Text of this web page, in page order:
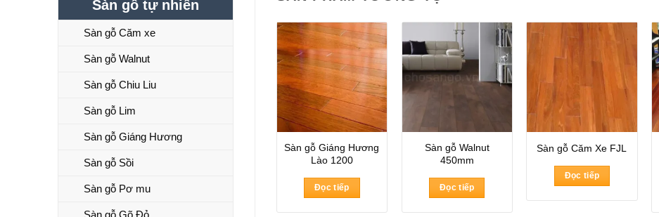
Sàn gỗ tự nhiên
Sàn gỗ Căm xe
Sàn gỗ Walnut
Sàn gỗ Chiu Liu
Sàn gỗ Lim
Sàn gỗ Giáng Hương
Sàn gỗ Sồi
Sàn gỗ Pơ mu
Sàn gỗ Gõ Đỏ
Sàn gỗ Giáng Hương
Lào 1200
Đọc tiếp
Sàn gỗ Walnut
450mm
Đọc tiếp
Sàn gỗ Căm Xe FJL
Đọc tiếp